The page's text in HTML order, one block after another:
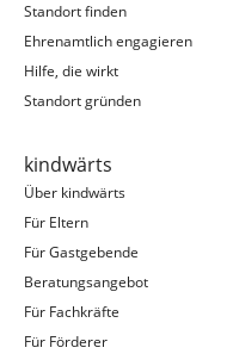
Standort finden
Ehrenamtlich engagieren
Hilfe, die wirkt
Standort gründen
kindwärts
Über kindwärts
Für Eltern
Für Gastgebende
Beratungsangebot
Für Fachkräfte
Für Förderer